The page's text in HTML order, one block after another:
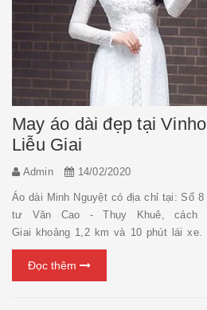
May áo dài đẹp tại
Liễu Giai
Admin 14/02/2020
Áo dài Minh Nguyệt có địa chỉ tại: Số 8
tư Văn Cao - Thụy Khuê, cách
Giai khoảng 1,2 km và 10 phút lái xe. Mẫu áo dài nhung cao cấp
thêu tay May áo dài đẹp tại Vinhomes
được...
Đọc thêm